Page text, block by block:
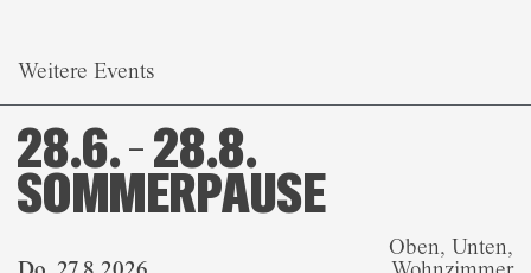
Weitere Events
28.6. – 28.8.
SOMMERPAUSE
Oben, Unten,